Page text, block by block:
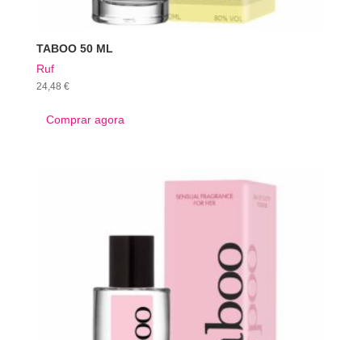
TABOO 50 ML
Ruf
24,48 €
Comprar agora